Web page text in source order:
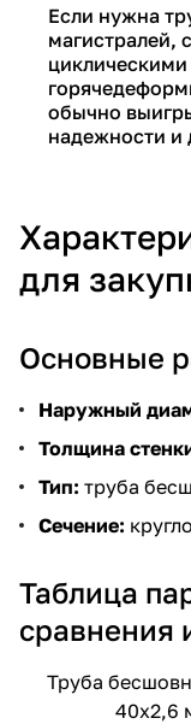
Если нужна
магистралей,
обычно
надежности и
для
Основные
Наружный
Толщина
Тип: труба
Сечение:
Таблица
сравнения
Труба
40х2,6